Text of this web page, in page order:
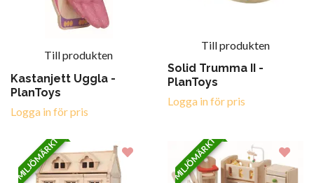
Till produkten
Kastanjett Uggla -
PlanToys
Logga in för pris
Till produkten
Solid Trumma II -
PlanToys
Logga in för pris
MILJÖMÄRKT MILJÖMÄRKT